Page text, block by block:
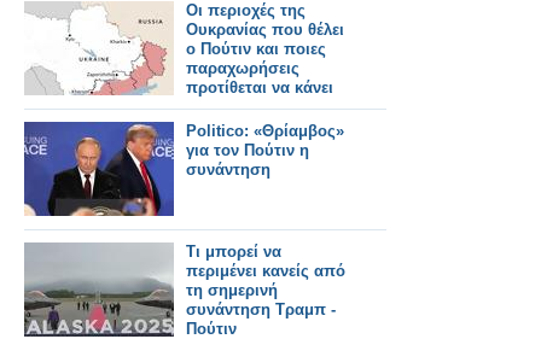
Οι περιοχές της
Ουκρανίας που θέλει
ο Πούτιν και ποιες
παραχωρήσεις
προτίθεται να κάνει
Politico: «Θρίαμβος»
για τον Πούτιν η
συνάντηση
Τι μπορεί να
περιμένει κανείς από
τη σημερινή
συνάντηση Τραμπ -
Πούτιν